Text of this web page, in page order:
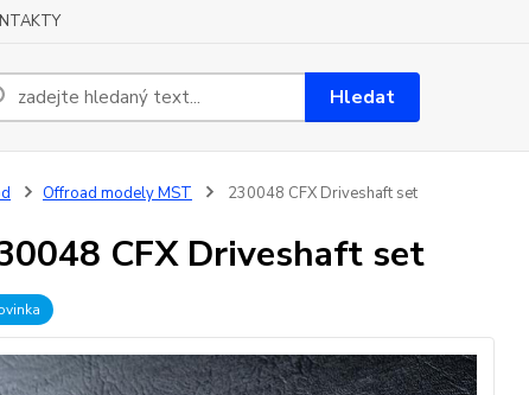
Hledat
Offroad modely MST 230048 CFX Driveshaft set
CFX Driveshaft set